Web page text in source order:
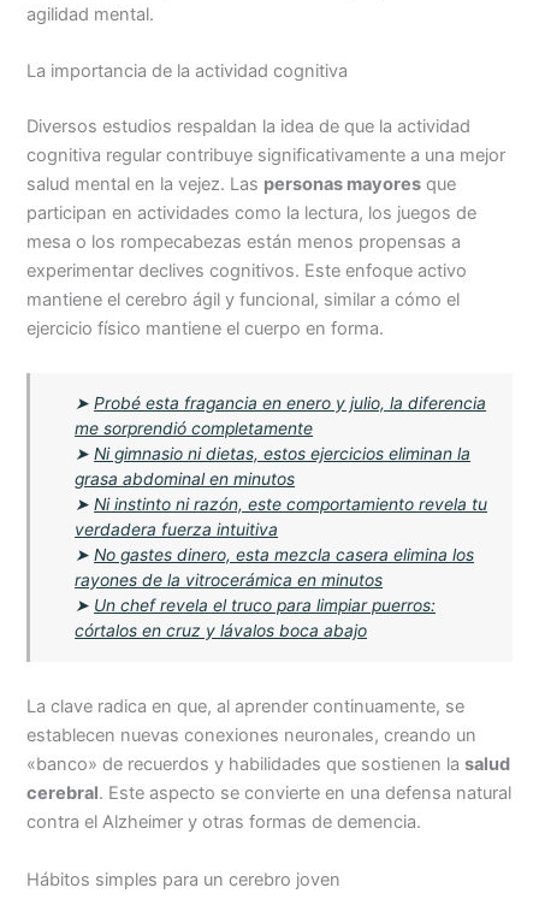
agilidad mental.
La importancia de la actividad cognitiva
Diversos estudios respaldan la idea de que la actividad
cognitiva regular contribuye significativamente a una mejor
salud mental en la vejez. Las personas mayores que
participan en actividades como la lectura, los juegos de
mesa o los rompecabezas están menos propensas a
experimentar declives cognitivos. Este enfoque activo
mantiene el cerebro ágil y funcional, similar a cómo el
ejercicio físico mantiene el cuerpo en forma.
➤Probé esta fragancia en enero y julio, la diferencia
me sorprendió completamente
➤Ni gimnasio ni dietas, estos ejercicios eliminan la
grasa abdominal en minutos
➤Ni instinto ni razón, este comportamiento revela tu
verdadera fuerza intuitiva
➤No gastes dinero, esta mezcla casera elimina los
rayones de la vitrocerámica en minutos
➤ Un chef revela el truco para limpiar puerros:
córtalos en cruz y lávalos boca abajo
La clave radica en que, al aprender continuamente, se
establecen nuevas conexiones neuronales, creando un
«banco» de recuerdos y habilidades que sostienen lasalud
cerebral. Este aspecto se convierte en una defensa natural
contra el Alzheimer y otras formas de demencia.
Hábitos simples para un cerebro joven